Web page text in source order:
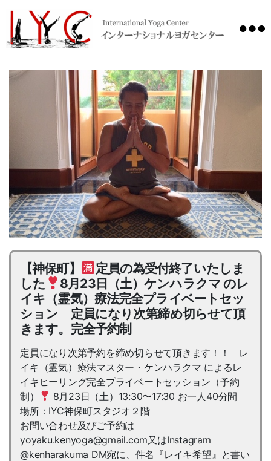
Center
【神保町】
定員の為受付終了いたしま
した
8月23日（土）ケンハラクマ のレ
イキ（霊気）療法完全プライベートセッ
ション 定員になり次第締め切らせて頂
きます。完全予約制
定員になり次第予約を締め切らせて頂きます！！ レ
イキ（霊気）療法マスター・ケンハラクマ によるレ
イキヒーリング完全プライベートセッション（予約
制）
8月23日（土）13:30〜17:30 お一人40分間
場所：IYC神保町スタジオ２階
お問い合わせ及びご予約は
yoyaku.kenyoga@gmail.com又はInstagram
@kenharakuma DM宛に、件名『レイキ希望』と書い